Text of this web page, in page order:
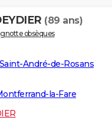
(89 ans)
obsèques
Saint-André-de-Rosans
la-Fare